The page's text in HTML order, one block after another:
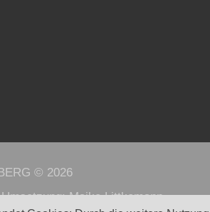
© 2026
Umsetzung:Maike Littkemann